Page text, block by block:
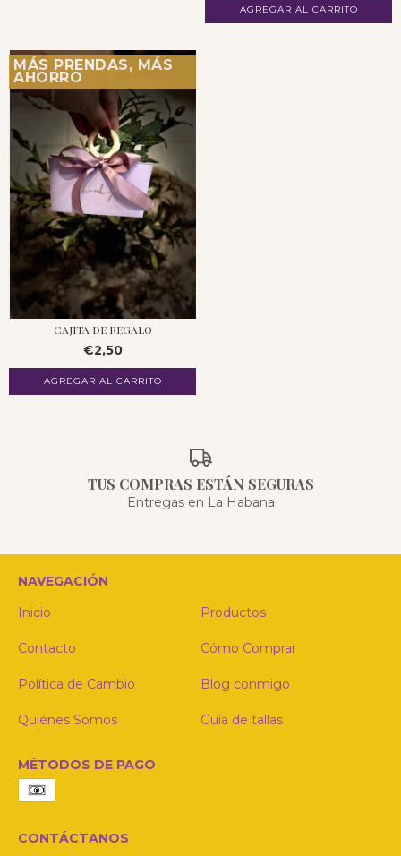
MÁS PRENDAS, MÁS
AHORRO
CAJITA DE REGALO
€2,50
AGREGAR AL CARRITO
TUS COMPRAS ESTÁN SEGURAS
Entregas en La Habana
NAVEGACIÓN
Inicio
Productos
Contacto Cómo Comprar
Política de Cambio Blog conmigo
Quiénes Somos Guía de tallas
MÉTODOS DE PAGO
CONTÁCTANOS